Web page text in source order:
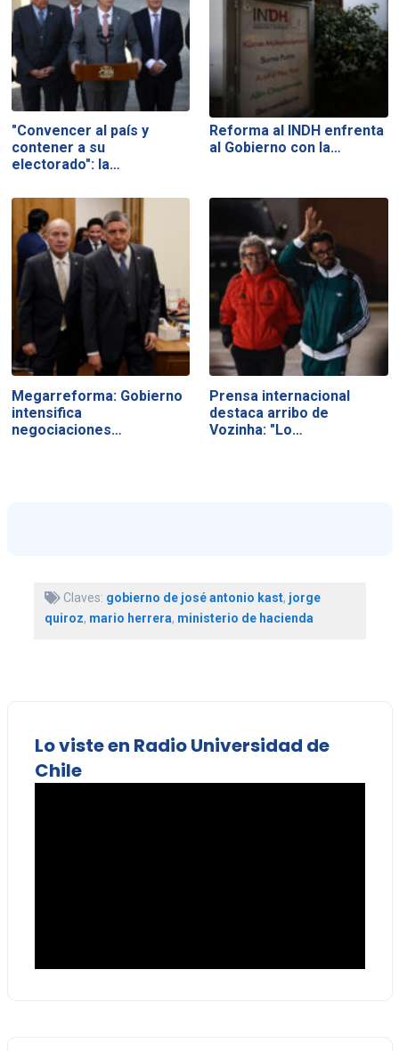
"Convencer al país y
contener a su
electorado": la…
Reforma al INDH enfrenta
al Gobierno con la…
Megarreforma: Gobierno
intensifica
negociaciones…
Prensa internacional
destaca arribo de
Vozinha: "Lo…
Claves: gobierno de josé antonio kast, jorge
quiroz, mario herrera, ministerio de hacienda
Lo viste en Radio Universidad de
Chile